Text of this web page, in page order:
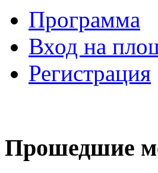
Программа
Вход на
Регистрация
Прошедшие